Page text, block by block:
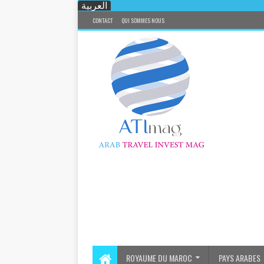
العربية
CONTACT QUI SOMMES NOUS
ROYAUME DU MAROC PAYS ARABES